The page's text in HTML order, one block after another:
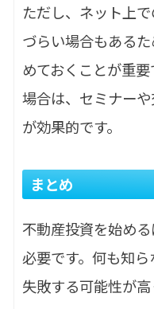
ただし、ネット上
づらい場合もある
めておくことが重
場合は、セミナー
が効果的です。
まとめ
不動産投資を始め
必要です。何も知
失敗する可能性が高